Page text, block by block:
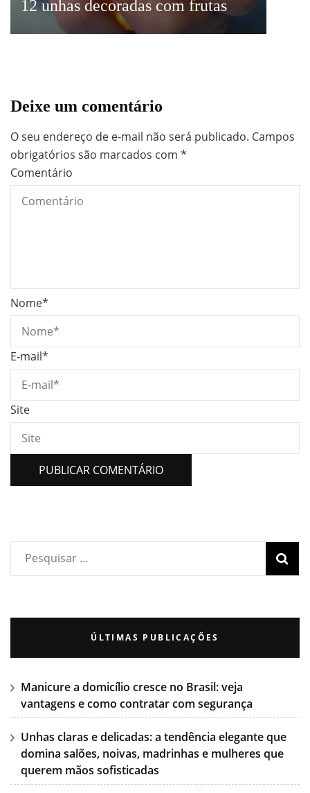
12 unhas decoradas com frutas
Deixe um comentário
O seu endereço de e-mail não será publicado. Campos
obrigatórios são marcados com *
Comentário
Nome*
E-mail*
Site
ÚLTIMAS PUBLICAÇÕES
Manicure a domicílio cresce no Brasil: veja
vantagens e como contratar com segurança
Unhas claras e delicadas: a tendência elegante que
domina salões, noivas, madrinhas e mulheres que
querem mãos sofisticadas